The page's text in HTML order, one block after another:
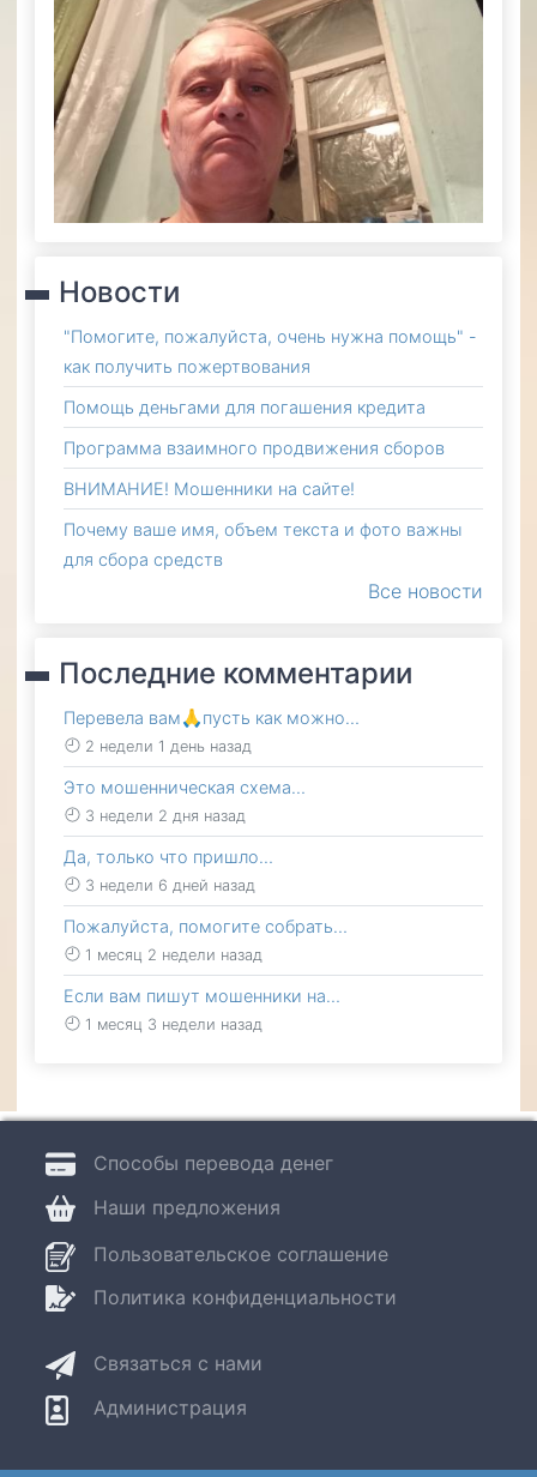
Новости
"Помогите, пожалуйста, очень нужна помощь" -
как получить пожертвования
Помощь деньгами для погашения кредита
Программа взаимного продвижения сборов
ВНИМАНИЕ! Мошенники на сайте!
Почему ваше имя, объем текста и фото важны
для сбора средств
Все новости
Последние комментарии
Перевела вам🙏пусть как можно…
2 недели 1 день назад
Это мошенническая схема…
3 недели 2 дня назад
Да, только что пришло…
3 недели 6 дней назад
Пожалуйста, помогите собрать…
1 месяц 2 недели назад
Если вам пишут мошенники на…
1 месяц 3 недели назад
Связаться с нами
Администрация
Пользовательское соглашение
Политика конфиденциальности
Способы перевода денег
Наши предложения